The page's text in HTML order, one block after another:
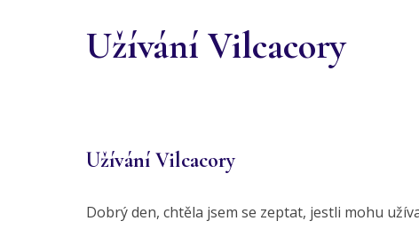
Užívání Vilcacory
Užívání Vilcacory
Dobrý den, chtěla jsem se zeptat, jestli mohu